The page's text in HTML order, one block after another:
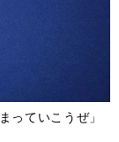
ていこうぜ」